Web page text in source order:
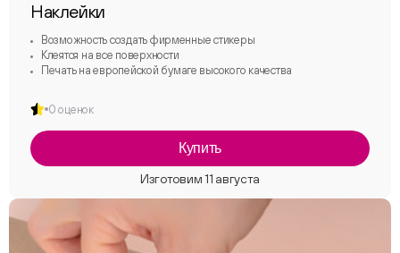
Наклейки
Возможность создать фирменные стикеры
Клеятся на все поверхности
Печать на европейской бумаге высокого качества
0 оценок
Купить